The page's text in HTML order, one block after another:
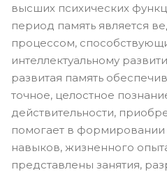
высших психических
период память является
процессом,
интеллектуальному
развитая память
точное, целостное
действительности,
помогает в
навыков, жизненного
представлены занятия,